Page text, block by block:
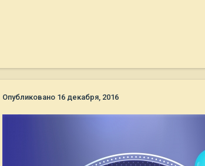
Опубликовано 16 декабря, 2016